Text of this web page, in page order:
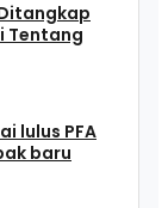
Tentang
lulus PFA
baru